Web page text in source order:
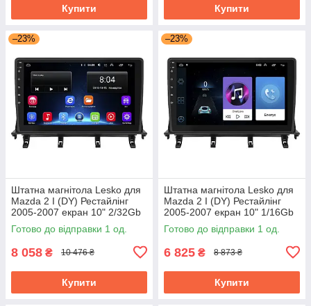
Купити Купити
–23%
Штатна магнітола Lesko для
Mazda 2 I (DY) Рестайлінг
2005-2007 екран 10" 2/32Gb
Wi-Fi GPS Base Мазда
Готово до відправки 1 од.
8 058 ₴ 10 476 ₴
Купити
–23%
Штатна магнітола Lesko для
Mazda 2 I (DY) Рестайлінг
2005-2007 екран 10" 1/16Gb
Wi-Fi GPS Base Мазда
Готово до відправки 1 од.
6 825 ₴ 8 873 ₴
Купити